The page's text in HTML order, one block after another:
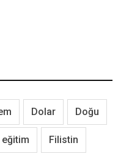
Dolar Doğu
eğitim Filistin